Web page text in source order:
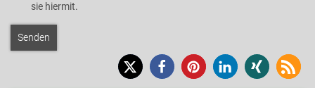
sie hiermit.